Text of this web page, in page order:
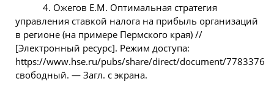
4. Ожегов Е.М. Оптимальная стратегия
управления ставкой налога на прибыль организаций
в регионе (на примере Пермского края) //
[Электронный ресурс]. Режим доступа:
https://www.hse.ru/pubs/share/direct/document/7783376,
свободный. — Загл. с экрана.